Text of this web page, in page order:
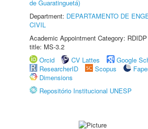
de Guaratinguetá)
Department: DEPARTAMENTO DE
CIVIL
Academic Appointment Category:
title: MS-3.2
Orcid
CV Lattes
Google
ResearcherID
Scopus
Dimensions
Repositório Institucional UNESP